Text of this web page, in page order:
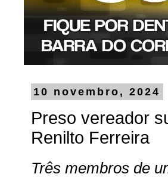
10 novembro, 2024
Preso vereador
Renilto Ferreira
Três membros de